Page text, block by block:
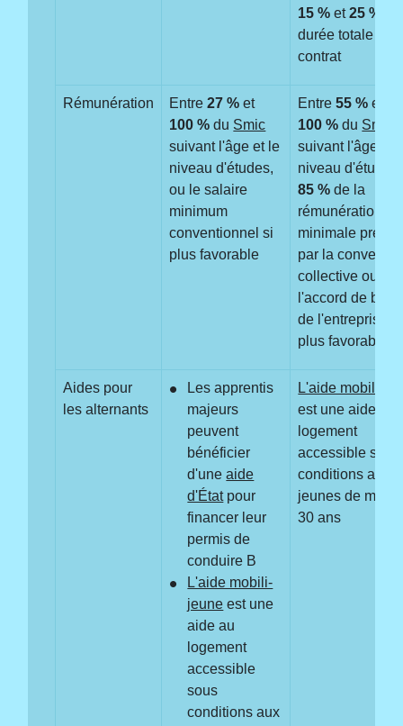
15 % et25 %
durée totale du
contrat
Rémunération Entre27 % et
100 % du Smic
suivant l'âge et le
niveau d'études,
ou le salaire
minimum
conventionnel si
plus favorable
Entre55 % et
100 % du Smic
suivant l'âge et
niveau
85 % de la
rémunération
minimale
par la
collective ou
l'accord de
de l'entreprise si
plus favorable
Aides pour
les alternants
Les apprentis
majeurs
peuvent
bénéficier
d'uneaide
d'Étatpour
financer leur
permis de
conduire B
L'aide mobili-
jeune est une
aide au
logement
accessible
sous
conditions aux
L'aide mobili-
est une aide au
logement
accessible sous
conditions aux
jeunes de
30 ans